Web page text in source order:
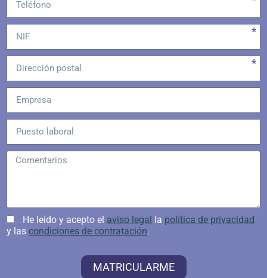
He leído y acepto el aviso legal la política de privacidad
y lascondiciones de contratación.
MATRICULARME